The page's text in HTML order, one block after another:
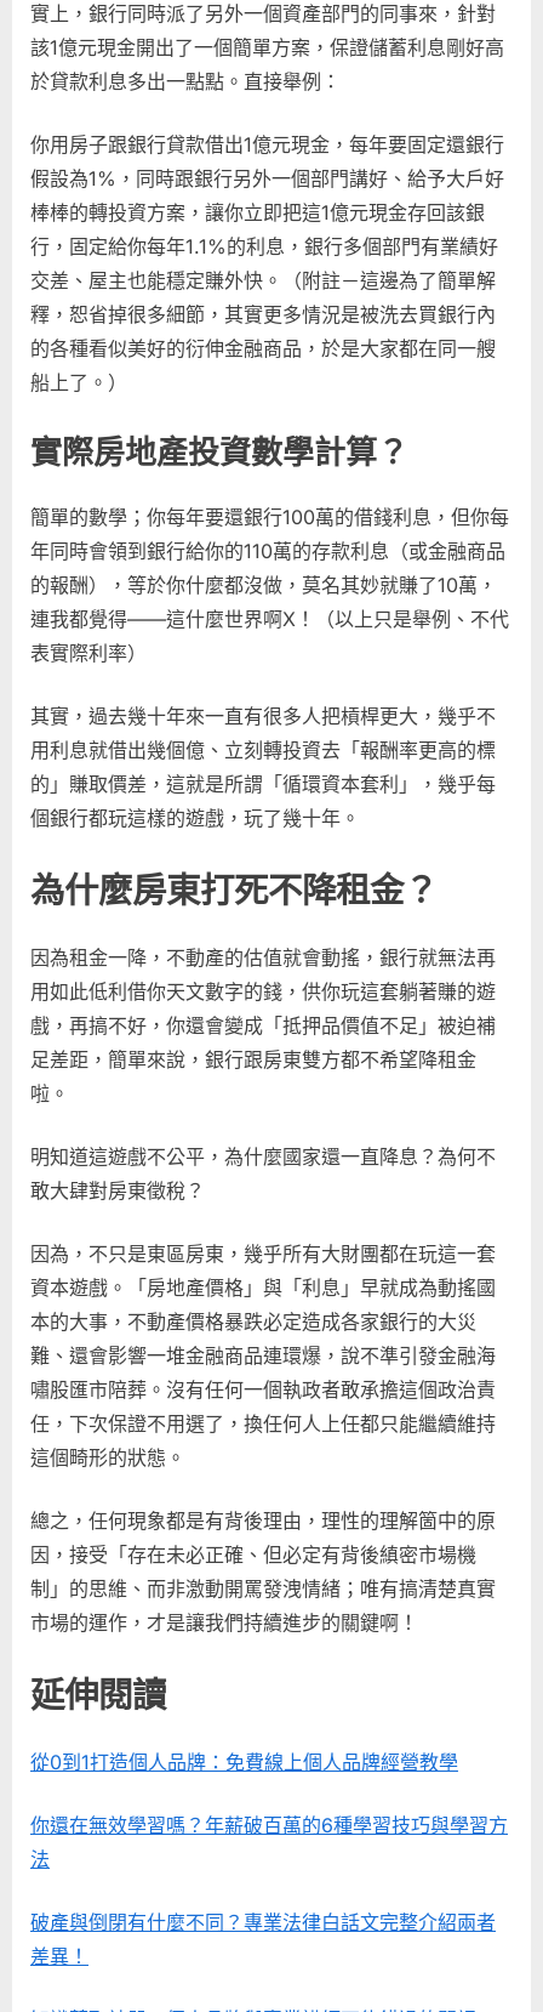
實上，銀行同時派了另外一個資產部門的同事來，針對
該1億元現金開出了一個簡單方案，保證儲蓄利息剛好高
於貸款利息多出一點點。直接舉例：
你用房子跟銀行貸款借出1億元現金，每年要固定還銀行
假設為1%，同時跟銀行另外一個部門講好、給予大戶好
棒棒的轉投資方案，讓你立即把這1億元現金存回該銀
行，固定給你每年1.1%的利息，銀行多個部門有業績好
交差、屋主也能穩定賺外快。（附註－這邊為了簡單解
釋，恕省掉很多細節，其實更多情況是被洗去買銀行內
的各種看似美好的衍伸金融商品，於是大家都在同一艘
船上了。）
實際房地產投資數學計算？
簡單的數學；你每年要還銀行100萬的借錢利息，但你每
年同時會領到銀行給你的110萬的存款利息（或金融商品
的報酬），等於你什麼都沒做，莫名其妙就賺了10萬，
連我都覺得——這什麼世界啊X！（以上只是舉例、不代
表實際利率）
其實，過去幾十年來一直有很多人把槓桿更大，幾乎不
用利息就借出幾個億、立刻轉投資去「報酬率更高的標
的」賺取價差，這就是所謂「循環資本套利」，幾乎每
個銀行都玩這樣的遊戲，玩了幾十年。
為什麼房東打死不降租金？
因為租金一降，不動產的估值就會動搖，銀行就無法再
用如此低利借你天文數字的錢，供你玩這套躺著賺的遊
戲，再搞不好，你還會變成「抵押品價值不足」被迫補
足差距，簡單來說，銀行跟房東雙方都不希望降租金
啦。
明知道這遊戲不公平，為什麼國家還一直降息？為何不
敢大肆對房東徵稅？
因為，不只是東區房東，幾乎所有大財團都在玩這一套
資本遊戲。「房地產價格」與「利息」早就成為動搖國
本的大事，不動產價格暴跌必定造成各家銀行的大災
難、還會影響一堆金融商品連環爆，說不準引發金融海
嘯股匯市陪葬。沒有任何一個執政者敢承擔這個政治責
任，下次保證不用選了，換任何人上任都只能繼續維持
這個畸形的狀態。
總之，任何現象都是有背後理由，理性的理解箇中的原
因，接受「存在未必正確、但必定有背後縝密市場機
制」的思維、而非激動開罵發洩情緒；唯有搞清楚真實
市場的運作，才是讓我們持續進步的關鍵啊！
延伸閱讀
從0到1打造個人品牌：免費線上個人品牌經營教學
你還在無效學習嗎？年薪破百萬的6種學習技巧與學習方
法
破產與倒閉有什麼不同？專業法律白話文完整介紹兩者
差異！